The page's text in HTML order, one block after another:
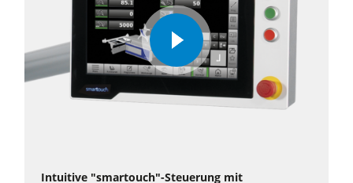
play
Intuitive "smartouch"-Steuerung mit